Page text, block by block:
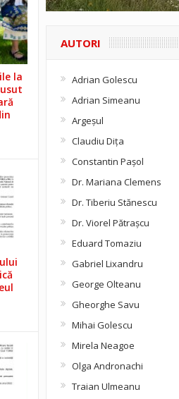
la
AUTORI
Adrian Golescu
Adrian Simeanu
Argeşul
Claudiu Diţa
Constantin Pașol
Dr. Mariana Clemens
Dr. Tiberiu Stănescu
Dr. Viorel Pătraşcu
Eduard Tomaziu
Gabriel Lixandru
George Olteanu
Gheorghe Savu
Mihai Golescu
Mirela Neagoe
Olga Andronachi
Traian Ulmeanu